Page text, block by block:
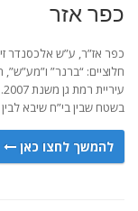
כפר אזר
חלוציים: “ברנר”
בשטח שבין בי”ח שיבא לבין
להמשך לחצו כאן